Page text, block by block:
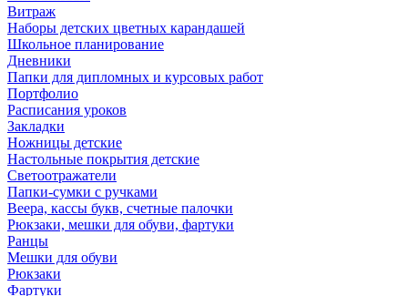
Витраж
Наборы детских цветных карандашей
Школьное планирование
Дневники
Папки для дипломных и курсовых работ
Портфолио
Расписания уроков
Закладки
Ножницы детские
Настольные покрытия детские
Светоотражатели
Папки-сумки с ручками
Веера, кассы букв, счетные палочки
Рюкзаки, мешки для обуви, фартуки
Ранцы
Мешки для обуви
Рюкзаки
Фартуки